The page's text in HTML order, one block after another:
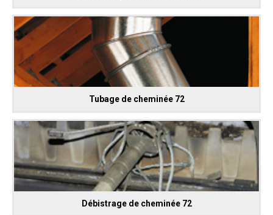
Tubage de cheminée 72
Débistrage de cheminée 72